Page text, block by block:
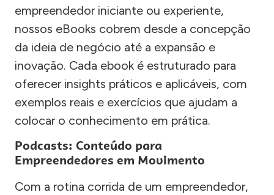
empreendedor iniciante ou experiente,
nossos eBooks cobrem desde a concepção
da ideia de negócio até a expansão e
inovação. Cada ebook é estruturado para
oferecer insights práticos e aplicáveis, com
exemplos reais e exercícios que ajudam a
colocar o conhecimento em prática.
Podcasts: Conteúdo para
Empreendedores em Movimento
Com a rotina corrida de um empreendedor,